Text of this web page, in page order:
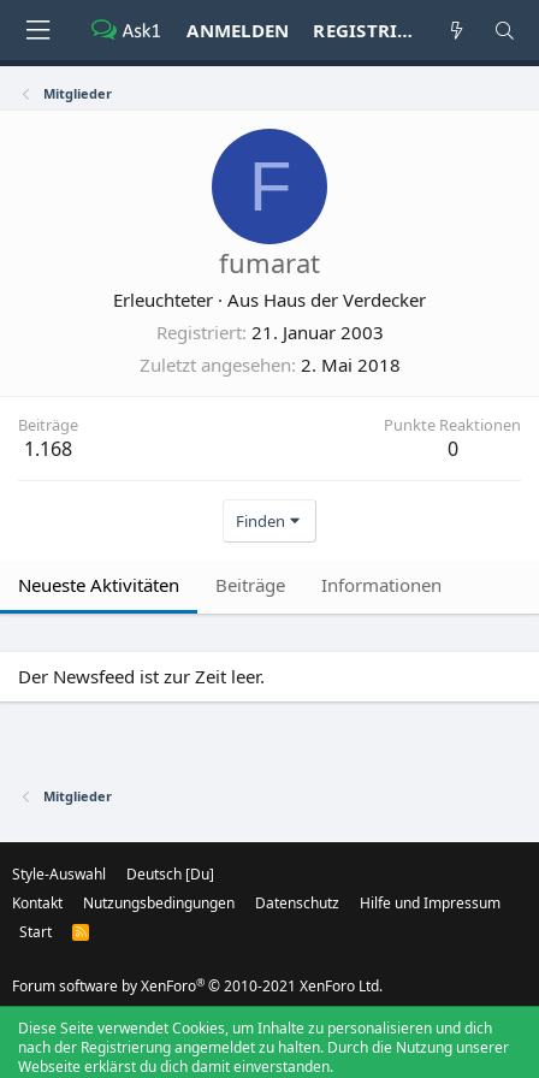
ANMELDEN REGISTRIEREN
Mitglieder
F
fumarat
Erleuchteter · Aus Haus der Verdecker
Registriert 21. Januar 2003
Zuletzt angesehen 2. Mai 2018
Beiträge
1.168
Punkte Reaktionen
0
Finden
Neueste Aktivitäten Beiträge Informationen
Der Newsfeed ist zur Zeit leer.
Mitglieder
Style-Auswahl
Deutsch [Du]
Kontakt
Nutzungsbedingungen Datenschutz
Hilfe und Impressum
Start
R
S
Forum software by XenForo® © 2010-2021 XenForo Ltd.
Diese Seite verwendet Cookies, um Inhalte zu personalisieren und dich
nach der Registrierung angemeldet zu halten. Durch die Nutzung unserer
Webseite erklärst du dich damit einverstanden.